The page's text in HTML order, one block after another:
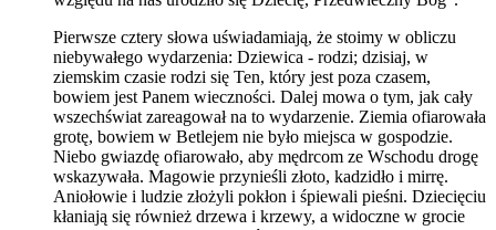
Pierwsze cztery słowa uświadamiają, że stoimy w obliczu
niebywałego wydarzenia: Dziewica - rodzi; dzisiaj, w
ziemskim czasie rodzi się Ten, który jest poza czasem,
bowiem jest Panem wieczności. Dalej mowa o tym, jak cały
wszechświat zareagował na to wydarzenie. Ziemia ofiarowała
grotę, bowiem w Betlejem nie było miejsca w gospodzie.
Niebo gwiazdę ofiarowało, aby mędrcom ze Wschodu drogę
wskazywała. Magowie przynieśli złoto, kadzidło i mirrę.
Aniołowie i ludzie złożyli pokłon i śpiewali pieśni. Dziecięciu
kłaniają się również drzewa i krzewy, a widoczne w grocie